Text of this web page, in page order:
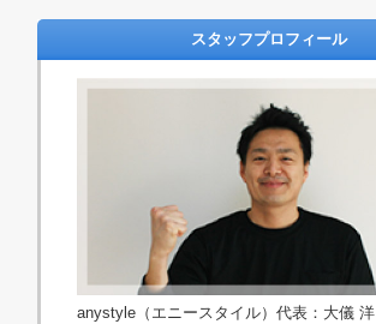
スタッフプロフィール
anystyle（エニースタイル）代表：大儀 洋